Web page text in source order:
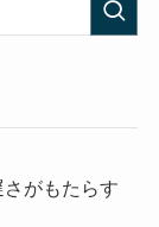
がもたらす